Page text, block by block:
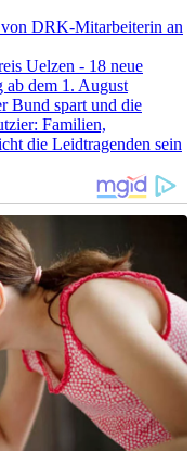
DRK-Mitarbeiterin an
Uelzen - 18 neue
ab dem 1. August
Bund spart und die
Familien,
die Leidtragenden sein